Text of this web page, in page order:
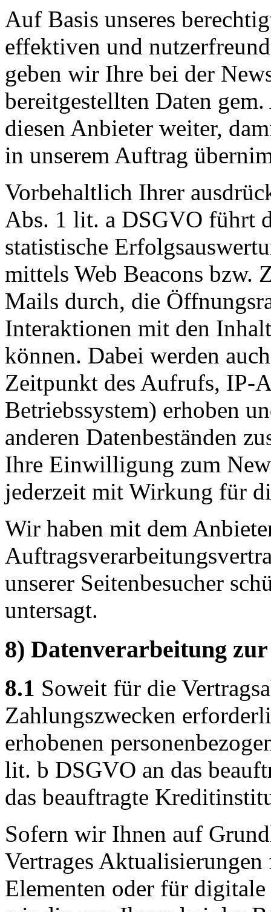
Auf Basis unseres
effektiven und
geben wir Ihre bei der
bereitgestellten Daten
diesen Anbieter weiter,
in unserem Auftrag
Vorbehaltlich Ihrer
Abs. 1 lit. a DSGVO führt
statistische
mittels Web Beacons bzw.
Mails durch, die
Interaktionen mit den
können. Dabei werden
Zeitpunkt des Aufrufs, IP-
Betriebssystem) erhoben
anderen Datenbeständen
Ihre Einwilligung zum
jederzeit mit Wirkung für
Wir haben mit dem
unserer Seitenbesucher
untersagt.
8) Datenverarbeitung
8.1 Soweit für die
Zahlungszwecken
erhobenen
lit. b DSGVO an das
das beauftragte
Sofern wir Ihnen auf
Vertrages
Elementen oder für